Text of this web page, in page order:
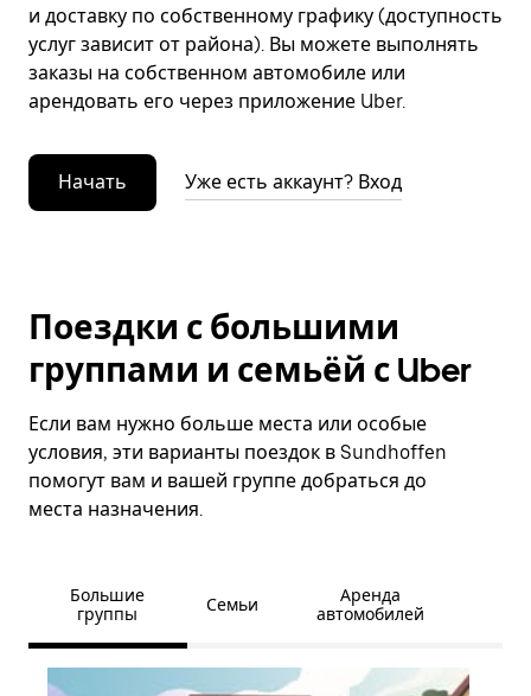
и доставку по собственному графику (доступность
услуг зависит от района). Вы можете выполнять
заказы на собственном автомобиле или
арендовать его через приложение Uber.
Начать Уже есть аккаунт? Вход
Поездки с большими
группами и семьёй с Uber
Если вам нужно больше места или особые
условия, эти варианты поездок в Sundhoffen
помогут вам и вашей группе добраться до
места назначения.
Большие
группы
Семьи
Аренда
автомобилей